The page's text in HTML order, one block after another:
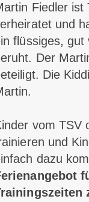
Fiedler
und
flüssiges, gut
Der
Die
vom TSV
und
dazu